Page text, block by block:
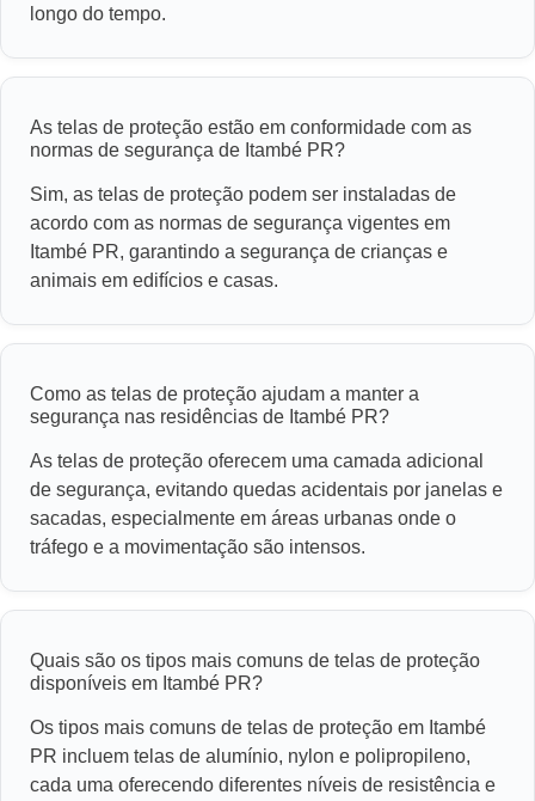
longo do tempo.
As telas de proteção estão em conformidade com as
normas de segurança de Itambé PR?
Sim, as telas de proteção podem ser instaladas de
acordo com as normas de segurança vigentes em
Itambé PR, garantindo a segurança de crianças e
animais em edifícios e casas.
Como as telas de proteção ajudam a manter a
segurança nas residências de Itambé PR?
As telas de proteção oferecem uma camada adicional
de segurança, evitando quedas acidentais por janelas e
sacadas, especialmente em áreas urbanas onde o
tráfego e a movimentação são intensos.
Quais são os tipos mais comuns de telas de proteção
disponíveis em Itambé PR?
Os tipos mais comuns de telas de proteção em Itambé
PR incluem telas de alumínio, nylon e polipropileno,
cada uma oferecendo diferentes níveis de resistência e